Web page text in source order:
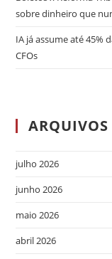
sobre dinheiro que
IA já assume até 45%
CFOs
ARQUIVOS
julho 2026
junho 2026
maio 2026
abril 2026